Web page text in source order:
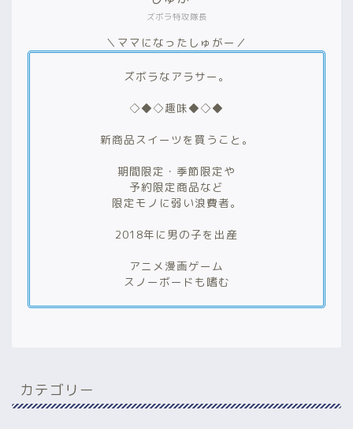
ズボラ特攻隊長
＼ママになったしゅがー／
ズボラなアラサー。
◇◆◇趣味◆◇◆
新商品スイーツを買うこと。
期間限定・季節限定や
予約限定商品など
限定モノに弱い浪費者。
2018年に男の子を出産
アニメ漫画ゲーム
スノーボードも嗜む
カテゴリー